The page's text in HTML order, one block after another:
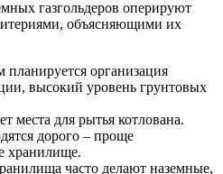
газгольдеров оперируют
объясняющими их
планируется организация
высокий уровень грунтовых
места для рытья котлована.
дорого – проще
хранилище.
часто делают наземные,